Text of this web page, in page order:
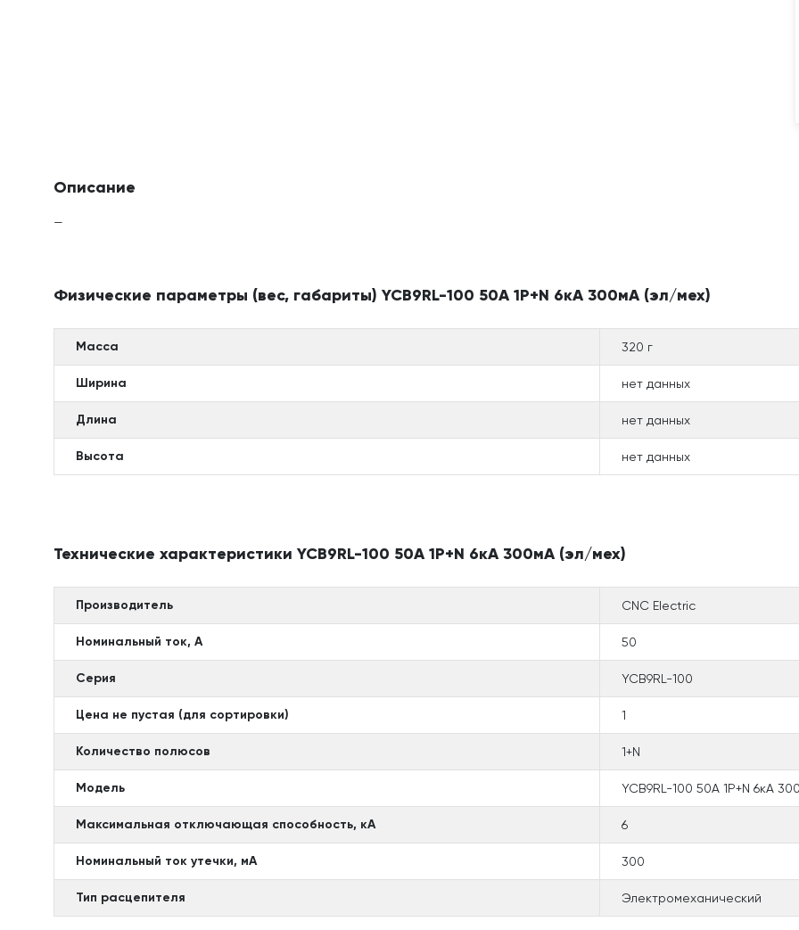
Описание
—
Физические параметры (вес, габариты) YCB9RL-100 50А 1P+N 6кА 300мА (эл/мех)
Масса 320 г
Ширина нет данных
Длина нет данных
Высота нет данных
Технические характеристики YCB9RL-100 50А 1P+N 6кА 300мА (эл/мех)
Производитель CNC Electric
Номинальный ток, А 50
Серия YCB9RL-100
Цена не пустая (для сортировки) 1
Количество полюсов 1+N
Модель YCB9RL-100 50А 1P+N 6кА
Максимальная отключающая способность, кА 6
Номинальный ток утечки, мА 300
Тип расцепителя Электромеханический